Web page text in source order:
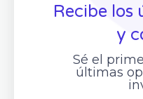
Recibe los
y
Sé el
últimas